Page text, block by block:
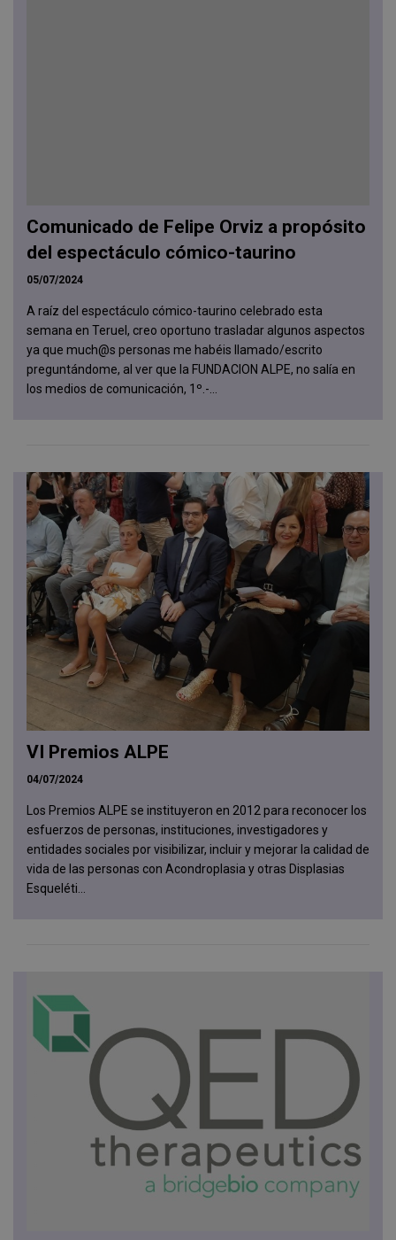
Comunicado de Felipe Orviz a propósito
del espectáculo cómico-taurino
05/07/2024
A raíz del espectáculo cómico-taurino celebrado esta
semana en Teruel, creo oportuno trasladar algunos aspectos
ya que much@s personas me habéis llamado/escrito
preguntándome, al ver que la FUNDACION ALPE, no salía en
los medios de comunicación, 1º.-...
VI Premios ALPE
04/07/2024
Los Premios ALPE se instituyeron en 2012 para reconocer los
esfuerzos de personas, instituciones, investigadores y
entidades sociales por visibilizar, incluir y mejorar la calidad de
vida de las personas con Acondroplasia y otras Displasias
Esqueléti...